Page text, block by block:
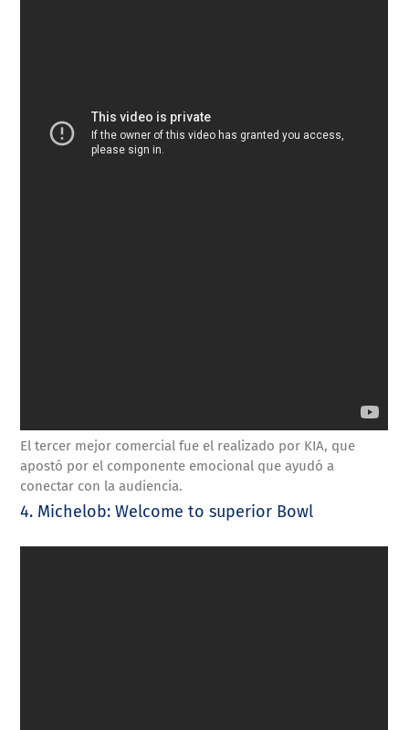
El tercer mejor comercial fue el realizado por KIA, que
apostó por el componente emocional que ayudó a
conectar con la audiencia.
4. Michelob: Welcome to superior Bowl